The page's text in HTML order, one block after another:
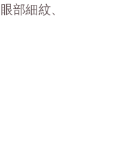
部細紋、